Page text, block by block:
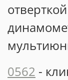
0562 -